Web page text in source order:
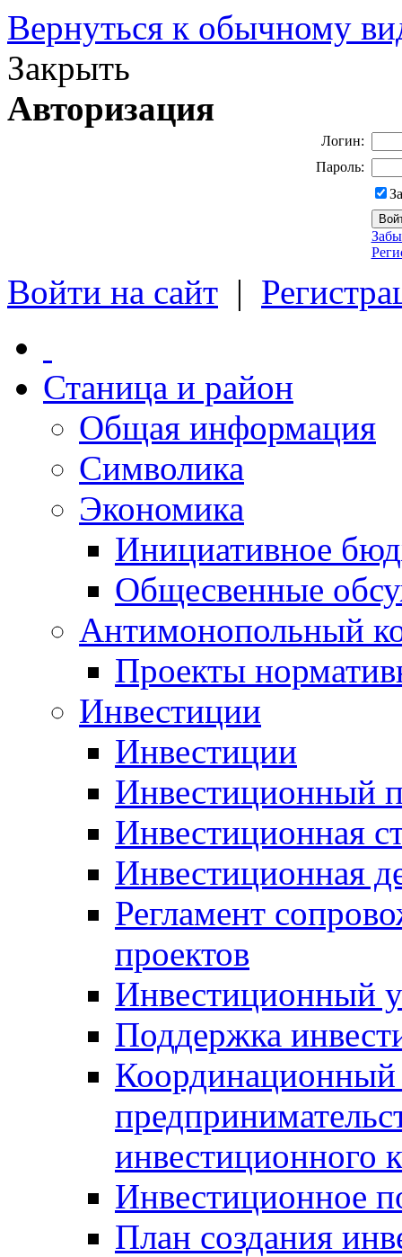
Вернуться к обычному
Закрыть
Авторизация
Логин:
Пароль:
Войти на сайт |
Станица и район
Общая информация
Символика
Экономика
Инициативное
Общесвенные
Антимонопольный
Проекты
Инвестиции
Инвестиции
Инвестиционный
Инвестиционная
Инвестиционная
Регламент
проектов
Инвестиционный
Поддержка
Координационный
инвестиционного
Инвестиционное
План создания